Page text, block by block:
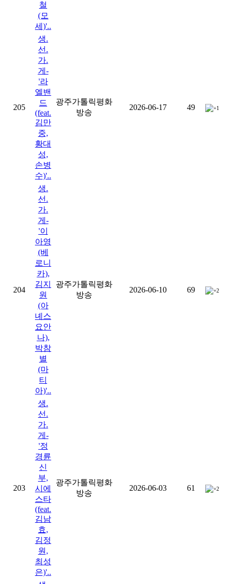
철
(모
세)'..
205
생.
선.
가.
게-
'라
엘밴
드
(feat.
김만
중,
황대
성,
손병
수)'..
광주가톨릭평화
방송
2026-06-17 49 +1
204
생.
선.
가.
게-
'이
아영
(베
로니
카),
김지
원
(아
녜스
요안
나),
박참
별
(마
티
아)'..
광주가톨릭평화
방송
2026-06-10 69 +2
203
생.
선.
가.
게-
'정
경륜
신
부,
시에
스타
(feat.
김남
효,
김정
원,
최성
은)'..
광주가톨릭평화
방송
2026-06-03 61 +2